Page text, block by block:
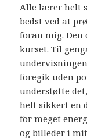
Alle lærer helt
bedst ved at
foran mig. Den
kurset. Til
foregik uden
understøtte
helt sikkert en
for meget
og billeder i